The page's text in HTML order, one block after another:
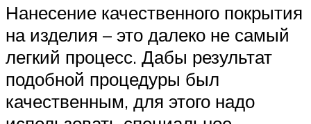
Нанесение качественного покрытия
на изделия – это далеко не самый
легкий процесс. Дабы результат
подобной процедуры был
качественным, для этого надо